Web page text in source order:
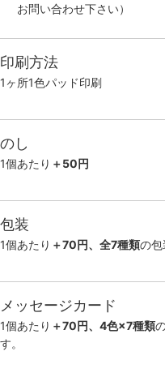
お問い合わせ下さい）
印刷方法
1ヶ所1色パッド印刷
のし
1個あたり ＋50円
包装
1個あたり ＋70円、全7種類の包
メッセージカード
1個あたり ＋70円、4色×7種類
す。